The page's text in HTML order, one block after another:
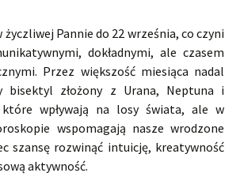
życzliwej Pannie do 22 września, co czyni
dokładnymi, ale czasem
Przez większość miesiąca nadal
bisektyl złożony z Urana, Neptuna i
wpływają na losy świata, ale w
wspomagają nasze wrodzone
szansę rozwinąć intuicję, kreatywność
aktywność.